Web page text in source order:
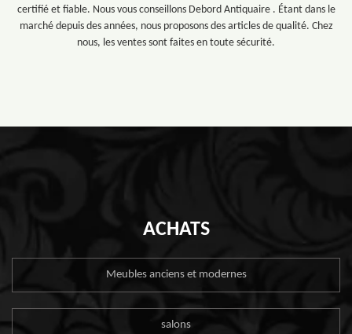
certifié et fiable. Nous vous conseillons Debord Antiquaire . Étant dans le
marché depuis des années, nous proposons des articles de qualité. Chez
nous, les ventes sont faites en toute sécurité.
ACHATS
Meubles anciens et modernes
salons